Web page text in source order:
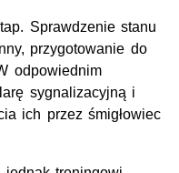
Sprawdzenie stanu
przygotowanie do
odpowiednim
sygnalizacyjną i
ich przez śmigłowiec